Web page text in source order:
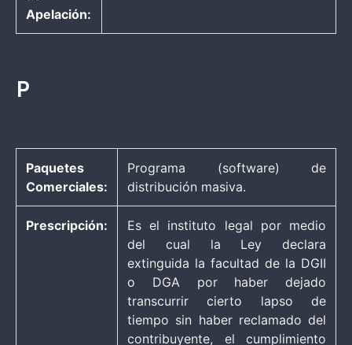
Apelación:
P
Paquetes
Comerciales:
Programa (software) de
distribución masiva.
Prescripción:
Es el instituto legal por medio
del cual la Ley declara
extinguida la facultad de la DGII
o DGA por haber dejado
transcurrir cierto lapso de
tiempo sin haber reclamado del
contribuyente, el cumplimiento